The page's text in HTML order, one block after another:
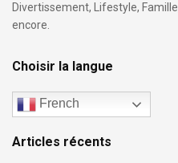
Divertissement, Lifestyle,
encore.
Choisir la langue
French
Articles récents